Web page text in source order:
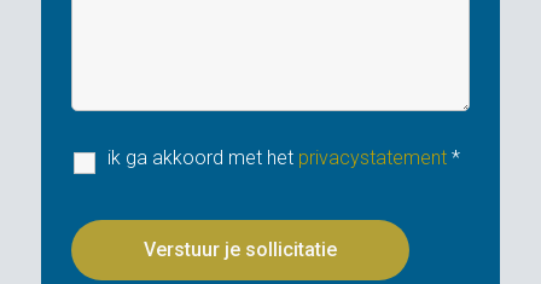
ik ga akkoord met het privacystatement*